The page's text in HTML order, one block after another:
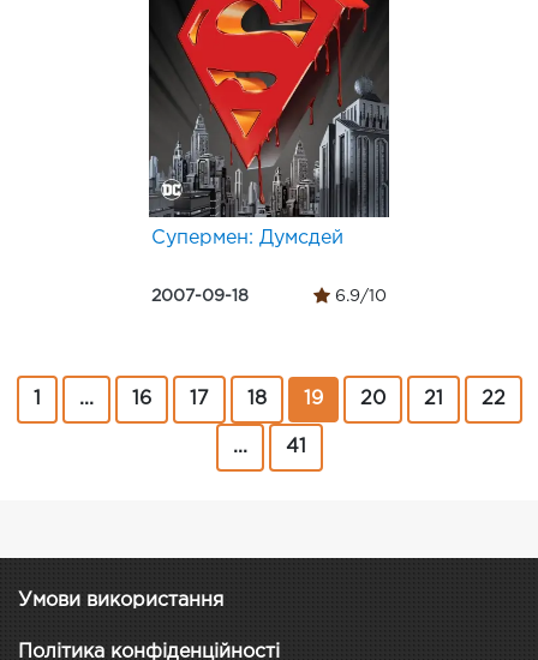
Супермен: Думсдей
2007-09-18 6.9/10
... 16 17 18 19 20 21 22
... 41
Умови використання
Політика конфіденційності